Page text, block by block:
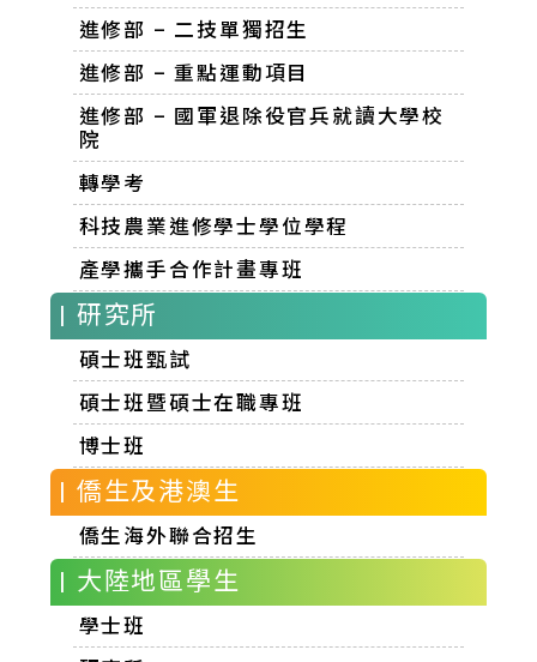
進修部 – 二技單獨招生
進修部 – 重點運動項目
進修部 – 國軍退除役官兵就讀大學校
院
轉學考
科技農業進修學士學位學程
產學攜手合作計畫專班
| 研究所
碩士班甄試
碩士班暨碩士在職專班
博士班
| 僑生及港澳生
僑生海外聯合招生
| 大陸地區學生
學士班